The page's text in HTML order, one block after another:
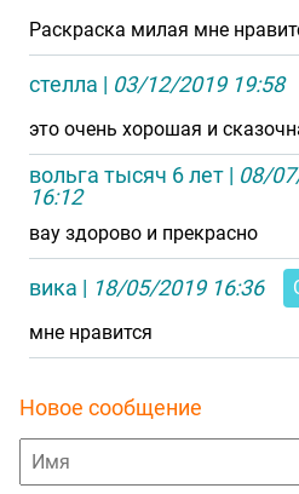
Раскраска милая мне
стелла | 03/12/2019 19:58
это очень хорошая и
вольга тысяч 6 лет | 08/
16:12
вау здорово и прекрасно
вика | 18/05/2019 16:36
мне нравится
Новое сообщение